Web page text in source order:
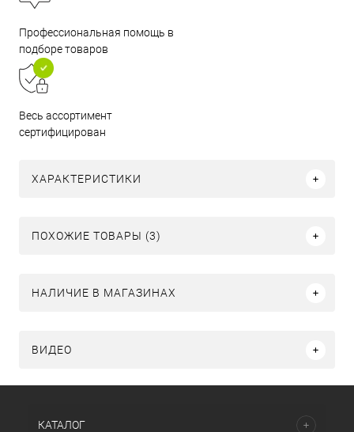
Профессиональная помощь в
подборе товаров
Весь ассортимент
сертифицирован
ХАРАКТЕРИСТИКИ
ПОХОЖИЕ ТОВАРЫ (3)
НАЛИЧИЕ В МАГАЗИНАХ
ВИДЕО
КАТАЛОГ